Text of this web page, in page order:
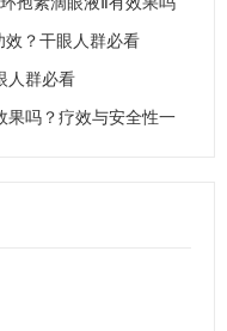
效？干眼人群必看
人群必看
果吗？疗效与安全性一